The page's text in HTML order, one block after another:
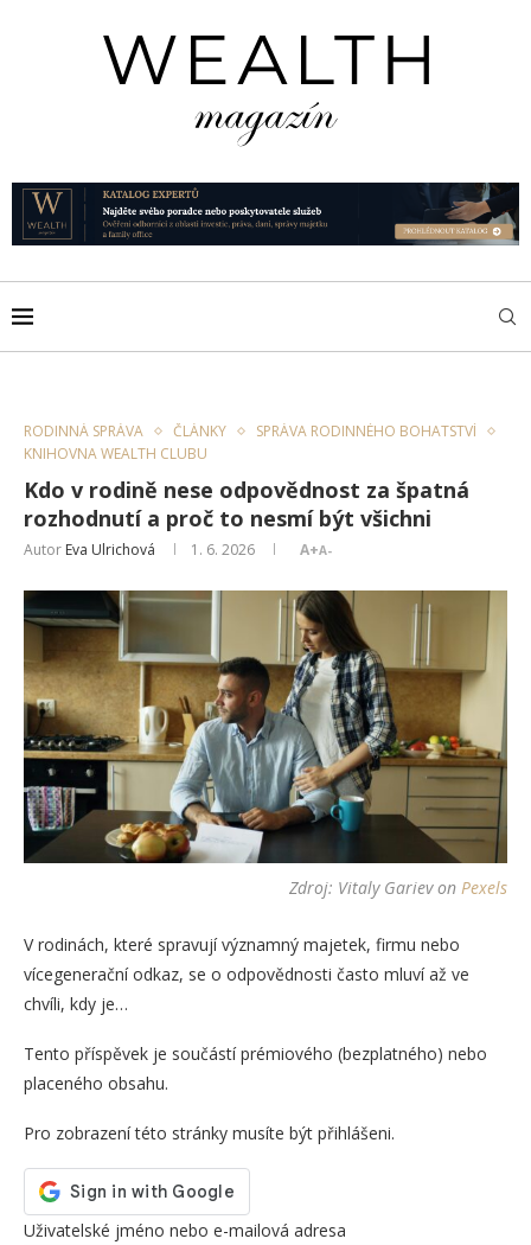
RODINNÁ SPRÁVA ČLÁNKY
SPRÁVA RODINNÉHO BOHATSTVÍ
KNIHOVNA WEALTH CLUBU
Kdo v rodině nese odpovědnost za špatná
rozhodnutí a proč to nesmí být všichni
Autor Eva Ulrichová 1. 6. 2026 A+A-
Zdroj: Vitaly Garievon Pexels
V rodinách, které spravují významný majetek, firmu nebo
vícegenerační odkaz, se o odpovědnosti často mluví až ve
chvíli, kdy je…
Tento příspěvek je součástí prémiového (bezplatného) nebo
placeného obsahu.
Pro zobrazení této stránky musíte být přihlášeni.
Uživatelské jméno nebo e-mailová adresa